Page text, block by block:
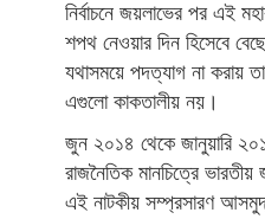
নির্বাচনে জয়লাভের পর এই
শপথ নেওয়ার দিন হিসেবে
যথাসময়ে পদত্যাগ না করায়
এগুলো কাকতালীয় নয়।
জুন ২০১৪ থেকে জানুয়ারি
রাজনৈতিক মানচিত্রে ভারতীয়
এই নাটকীয় সম্প্রসারণ